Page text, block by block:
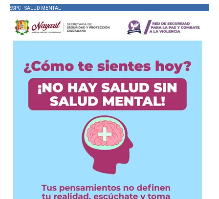
SSPC - SALUD MENTAL